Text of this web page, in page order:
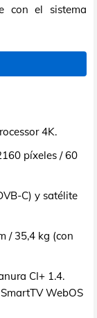
con el sistema
4K.
píxeles / 60
C) y satélite
/ 35,4 kg (con
CI+ 1.4.
WebOS